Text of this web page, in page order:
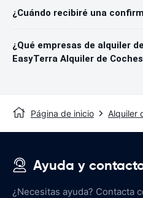
¿Cuándo recibiré una
¿Qué empresas de alquiler
EasyTerra Alquiler de
Página de inicio Alquiler
Ayuda y
¿Necesitas ayuda? Contacta